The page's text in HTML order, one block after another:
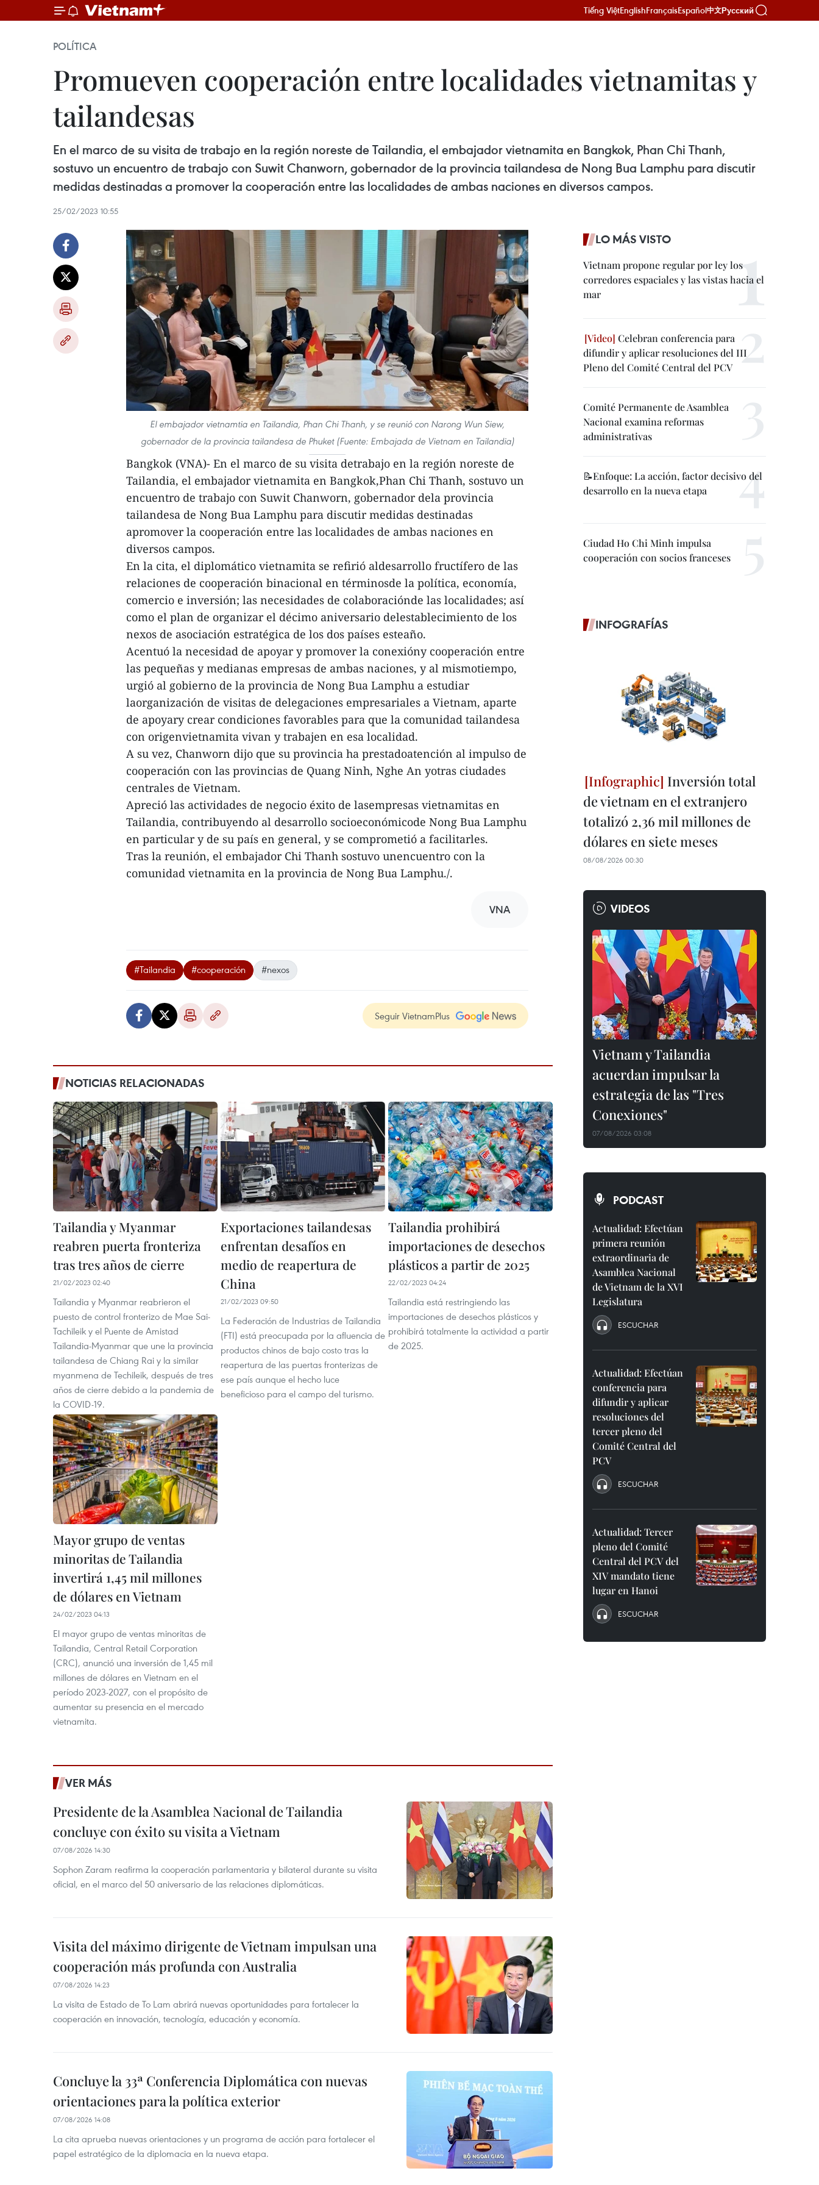
Tiếng ViệtEnglishFrançaisEspañol中文Русский
POLÍTICA
Promueven cooperación entre localidades vietnamitas y
tailandesas
En el marco de su visita de trabajo en la región noreste de Tailandia, el embajador vietnamita en Bangkok, Phan Chi Thanh,
sostuvo un encuentro de trabajo con Suwit Chanworn, gobernador de la provincia tailandesa de Nong Bua Lamphu para discutir
medidas destinadas a promover la cooperación entre las localidades de ambas naciones en diversos campos.
25/02/2023 10:55
El embajador vietnamtia en Tailandia, Phan Chi Thanh, y se reunió con Narong Wun Siew,
gobernador de la provincia tailandesa de Phuket (Fuente: Embajada de Vietnam en Tailandia)
Bangkok (VNA)- En el marco de su visita detrabajo en la región noreste de
Tailandia, el embajador vietnamita en Bangkok,Phan Chi Thanh, sostuvo un
encuentro de trabajo con Suwit Chanworn, gobernador dela provincia
tailandesa de Nong Bua Lamphu para discutir medidas destinadas
apromover la cooperación entre las localidades de ambas naciones en
diversos campos.
En la cita, el diplomático vietnamita se refirió aldesarrollo fructífero de las
relaciones de cooperación binacional en términosde la política, economía,
comercio e inversión; las necesidades de colaboraciónde las localidades; así
como el plan de organizar el décimo aniversario delestablecimiento de los
nexos de asociación estratégica de los dos países esteaño.
Acentuó la necesidad de apoyar y promover la conexióny cooperación entre
las pequeñas y medianas empresas de ambas naciones, y al mismotiempo,
urgió al gobierno de la provincia de Nong Bua Lamphu a estudiar
laorganización de visitas de delegaciones empresariales a Vietnam, aparte
de apoyary crear condiciones favorables para que la comunidad tailandesa
con origenvietnamita vivan y trabajen en esa localidad.
A su vez, Chanworn dijo que su provincia ha prestadoatención al impulso de
cooperación con las provincias de Quang Ninh, Nghe An yotras ciudades
centrales de Vietnam.
Apreció las actividades de negocio éxito de lasempresas vietnamitas en
Tailandia, contribuyendo al desarrollo socioeconómicode Nong Bua Lamphu
en particular y de su país en general, y se comprometió a facilitarles.
Tras la reunión, el embajador Chi Thanh sostuvo unencuentro con la
comunidad vietnamita en la provincia de Nong Bua Lamphu./.
VNA
#Tailandia #cooperación #nexos
Seguir VietnamPlus
NOTICIAS RELACIONADAS
Tailandia y Myanmar
reabren puerta fronteriza
tras tres años de cierre
21/02/2023 02:40
Tailandia y Myanmar reabrieron el
puesto de control fronterizo de Mae Sai-
Tachileik y el Puente de Amistad
Tailandia-Myanmar que une la provincia
tailandesa de Chiang Rai y la similar
myanmena de Techileik, después de tres
años de cierre debido a la pandemia de
la COVID-19.
Exportaciones tailandesas
enfrentan desafíos en
medio de reapertura de
China
21/02/2023 09:50
La Federación de Industrias de Tailandia
(FTI) está preocupada por la afluencia de
productos chinos de bajo costo tras la
reapertura de las puertas fronterizas de
ese país aunque el hecho luce
beneficioso para el campo del turismo.
Tailandia prohibirá
importaciones de desechos
plásticos a partir de 2025
22/02/2023 04:24
Tailandia está restringiendo las
importaciones de desechos plásticos y
prohibirá totalmente la actividad a partir
de 2025.
Mayor grupo de ventas
minoritas de Tailandia
invertirá 1,45 mil millones
de dólares en Vietnam
24/02/2023 04:13
El mayor grupo de ventas minoritas de
Tailandia, Central Retail Corporation
(CRC), anunció una inversión de 1,45 mil
millones de dólares en Vietnam en el
período 2023-2027, con el propósito de
aumentar su presencia en el mercado
vietnamita.
VER MÁS
Presidente de la Asamblea Nacional de Tailandia
concluye con éxito su visita a Vietnam
07/08/2026 14:30
Sophon Zaram reafirma la cooperación parlamentaria y bilateral durante su visita
oficial, en el marco del 50 aniversario de las relaciones diplomáticas.
Visita del máximo dirigente de Vietnam impulsan una
cooperación más profunda con Australia
07/08/2026 14:23
La visita de Estado de To Lam abrirá nuevas oportunidades para fortalecer la
cooperación en innovación, tecnología, educación y economía.
Concluye la 33ª Conferencia Diplomática con nuevas
orientaciones para la política exterior
07/08/2026 14:08
La cita aprueba nuevas orientaciones y un programa de acción para fortalecer el
papel estratégico de la diplomacia en la nueva etapa.
LO MÁS VISTO
Vietnam propone regular por ley los
corredores espaciales y las vistas hacia el
mar
Celebran conferencia para
difundir y aplicar resoluciones del III
Pleno del Comité Central del PCV
Comité Permanente de Asamblea
Nacional examina reformas
administrativas
📝Enfoque: La acción, factor decisivo del
desarrollo en la nueva etapa
Ciudad Ho Chi Minh impulsa
cooperación con socios franceses
INFOGRAFÍAS
Inversión total
de vietnam en el extranjero
totalizó 2,36 mil millones de
dólares en siete meses
08/08/2026 00:30
VIDEOS
Vietnam y Tailandia
acuerdan impulsar la
estrategia de las "Tres
Conexiones"
07/08/2026 03:08
PODCAST
Actualidad: Efectúan
primera reunión
extraordinaria de
Asamblea Nacional
de Vietnam de la XVI
Legislatura
ESCUCHAR
Actualidad: Efectúan
conferencia para
difundir y aplicar
resoluciones del
tercer pleno del
Comité Central del
PCV
ESCUCHAR
Actualidad: Tercer
pleno del Comité
Central del PCV del
XIV mandato tiene
lugar en Hanoi
ESCUCHAR